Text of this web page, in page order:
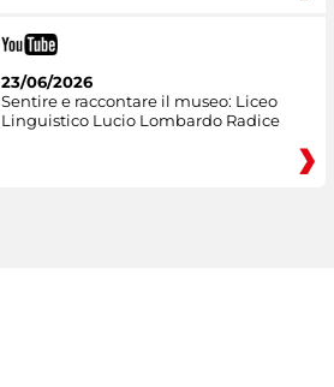
23/06/2026
Sentire e raccontare il museo: Liceo
Linguistico Lucio Lombardo Radice